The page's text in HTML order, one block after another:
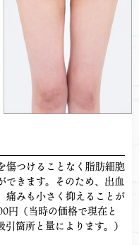
傷つけることなく脂肪細胞
できます。そのため、出血
痛みも小さく抑えることが
円（当時の価格で現在と
箇所と量によります。）